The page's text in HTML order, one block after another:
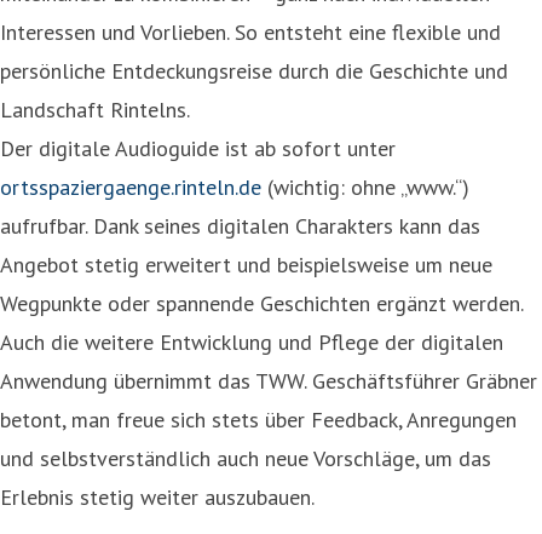
Interessen und Vorlieben. So entsteht eine flexible und
persönliche Entdeckungsreise durch die Geschichte und
Landschaft Rintelns.
Der digitale Audioguide ist ab sofort unter
ortsspaziergaenge.rinteln.de (wichtig: ohne „www.“)
aufrufbar. Dank seines digitalen Charakters kann das
Angebot stetig erweitert und beispielsweise um neue
Wegpunkte oder spannende Geschichten ergänzt werden.
Auch die weitere Entwicklung und Pflege der digitalen
Anwendung übernimmt das TWW. Geschäftsführer Gräbner
betont, man freue sich stets über Feedback, Anregungen
und selbstverständlich auch neue Vorschläge, um das
Erlebnis stetig weiter auszubauen.